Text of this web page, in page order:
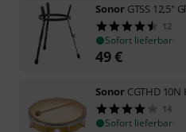
Sonor GTSS 12,5"
12
Sofort lieferbar
49€
Sonor CGTHD
14
Sofort lieferbar